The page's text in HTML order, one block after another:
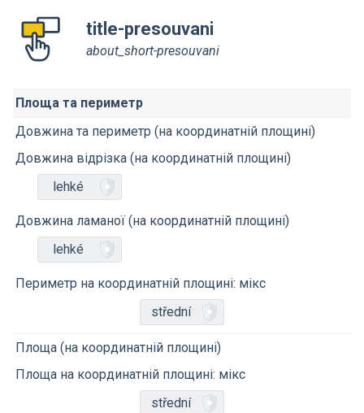
title-presouvani
about_short-presouvani
Площа та периметр
Довжина та периметр (на координатній площині)
Довжина відрізка (на координатній площині)
lehké
Довжина ламаної (на координатній площині)
lehké
Периметр на координатній площині: мікс
střední
Площа (на координатній площині)
Площа на координатній площині: мікс
střední